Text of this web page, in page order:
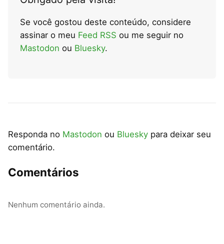
Se você gostou deste conteúdo, considere
assinar o meu Feed RSS ou me seguir no
Mastodon ou Bluesky.
Responda no Mastodon ou Bluesky para deixar seu
comentário.
Comentários
Nenhum comentário ainda.